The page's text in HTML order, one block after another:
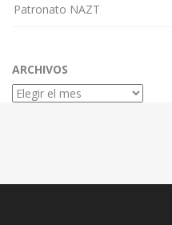
Patronato NAZT
ARCHIVOS
Archivos